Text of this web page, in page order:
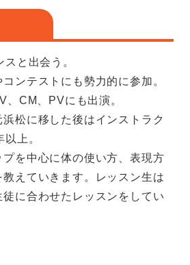
と出会う。
ンテストにも勢力的に参加。
、CM、PVにも出演。
松に移した後はインストラク
上。
プを中心に体の使い方、表現方
えていきます。レッスン生は
に合わせたレッスンをしてい